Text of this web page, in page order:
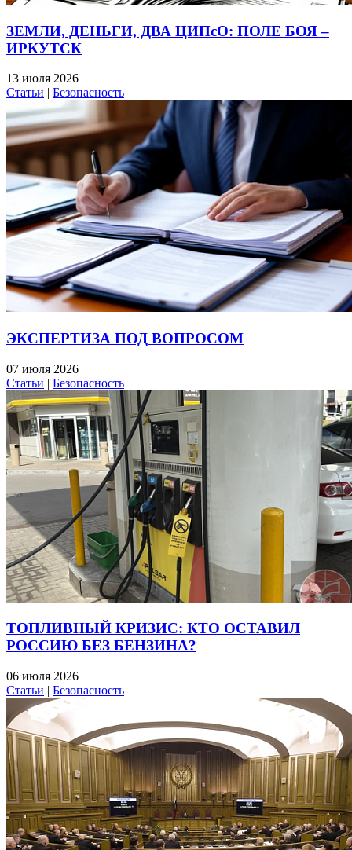
ЗЕМЛИ, ДЕНЬГИ, ДВА ЦИПсО: ПОЛЕ БОЯ –
ИРКУТСК
13 июля 2026
Статьи | Безопасность
ЭКСПЕРТИЗА ПОД ВОПРОСОМ
07 июля 2026
Статьи | Безопасность
ТОПЛИВНЫЙ КРИЗИС: КТО ОСТАВИЛ
РОССИЮ БЕЗ БЕНЗИНА?
06 июля 2026
Статьи | Безопасность